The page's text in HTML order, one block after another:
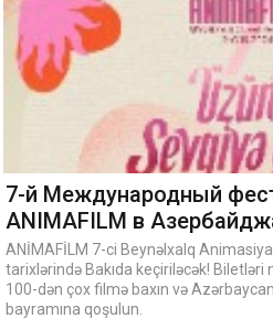
7-й Международный
ANIMAFILM в
ANİMAFİLM 7-ci Beynəlxalq
tarixlərində Bakıda keçiriləcək! Biletləri
100-dən çox filmə baxın və
bayramına qoşulun.